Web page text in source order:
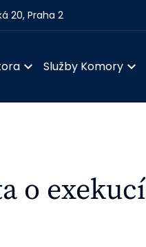
20, Praha 2
Služby Komory
o